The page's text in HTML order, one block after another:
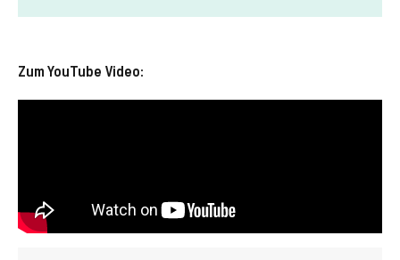
Zum YouTube Video: